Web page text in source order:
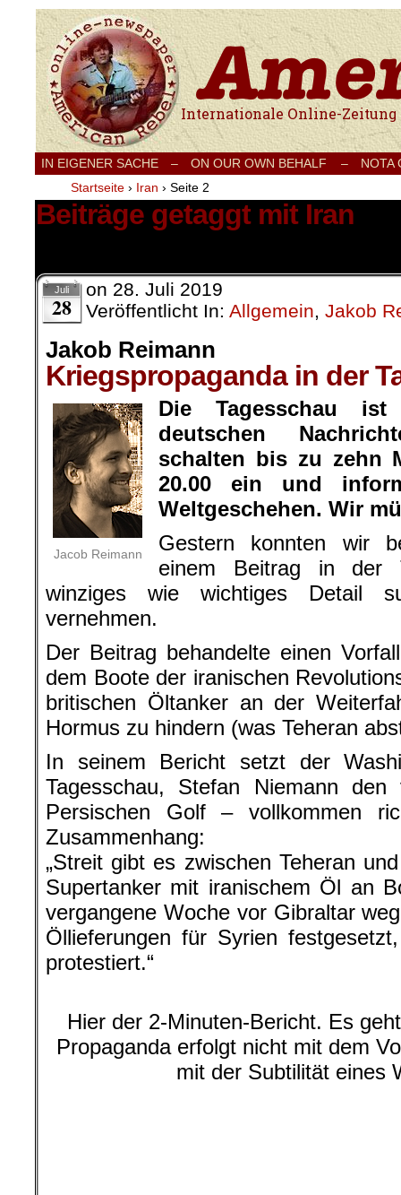
Internationale Onlinezeitung für Frieden,
IN EIGENER SACHE – ON OUR OWN BEHALF –
NOTA
Startseite › Iran › Seite 2
Beiträge getaggt mit Iran
Juli
28
on 28. Juli 2019
Veröffentlicht In: Allgemein, Jakob
Jakob Reimann
Kriegspropaganda in der
Jacob Reimann
Die Tagesschau
deutschen
schalten bis zu zehn
20.00 ein und
Weltgeschehen. Wir
Gestern konnten wir
einem Beitrag in der
winziges wie wichtiges Detail
vernehmen.
Der Beitrag behandelte einen
dem Boote der iranischen
britischen Öltanker an der
Hormus zu hindern (was Teheran
In seinem Bericht setzt der
Tagesschau, Stefan Niemann den
Persischen Golf – vollkommen
Zusammenhang:
„Streit gibt es zwischen Teheran
Supertanker mit iranischem Öl an
vergangene Woche vor Gibraltar
Öllieferungen für Syrien
protestiert.“
Hier der 2-Minuten-Bericht. Es
Propaganda erfolgt nicht mit dem
mit der Subtilität eines